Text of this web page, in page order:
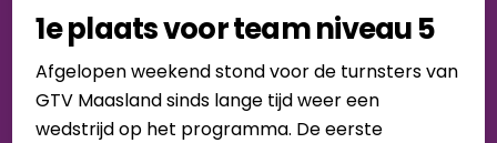
1e plaats voor team niveau 5
Afgelopen weekend stond voor de turnsters van
GTV Maasland sinds lange tijd weer een
wedstrijd op het programma. De eerste